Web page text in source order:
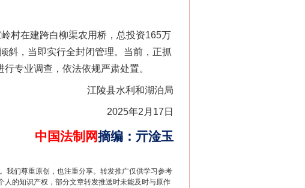
村在建跨白柳渠农用桥，总投资165万
斜，当即实行全封闭管理。当前，正抓
专业调查，依法依规严肃处置。
江陵县水利和湖泊局
2025年2月17日
中国法制网摘编 ： 亓淦玉
我们尊重原创，也注重分享。转发推广仅供学习参考
的知识产权，部分文章转发推送时未能及时与原作